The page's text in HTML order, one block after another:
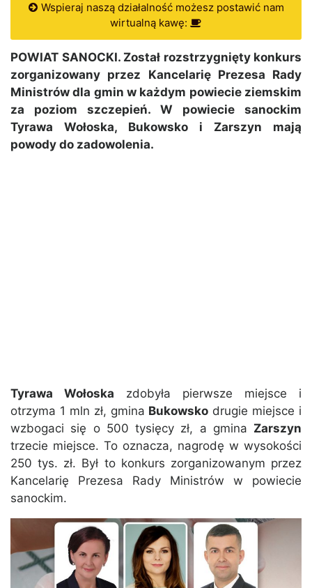
Wspieraj naszą działalność możesz postawić nam
wirtualną kawę:
POWIAT SANOCKI. Został rozstrzygnięty konkurs
zorganizowany przez Kancelarię Prezesa Rady
Ministrów dla gmin w każdym powiecie ziemskim
za poziom szczepień. W powiecie sanockim
Tyrawa Wołoska, Bukowsko i Zarszyn mają
powody do zadowolenia.
Tyrawa Wołoska zdobyła pierwsze miejsce i
otrzyma 1 mln zł, gmina Bukowsko drugie miejsce i
wzbogaci się o 500 tysięcy zł, a gmina Zarszyn
trzecie miejsce. To oznacza, nagrodę w wysokości
250 tys. zł. Był to konkurs zorganizowanym przez
Kancelarię Prezesa Rady Ministrów w powiecie
sanockim.